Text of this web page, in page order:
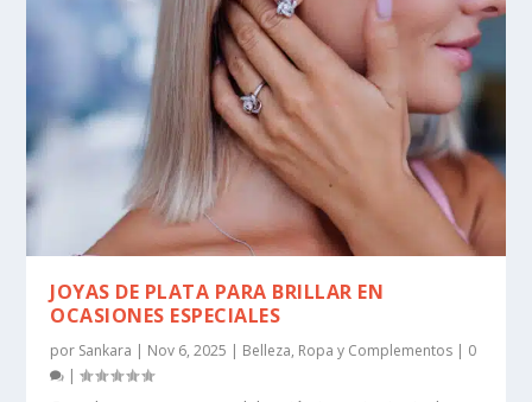
JOYAS DE PLATA PARA BRILLAR EN
OCASIONES ESPECIALES
por Sankara | Nov 6, 2025 | Belleza, Ropa y Complementos | 0
|